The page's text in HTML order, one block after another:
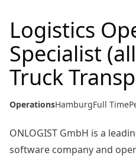
Logistics
Specialist
Truck
OperationsHamburgFull Time
ONLOGIST GmbH is a
software company and